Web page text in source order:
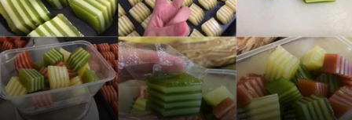
海珠不住家照顾家政中心服务案例|管家搞卫生、
说白话、饲养宠物